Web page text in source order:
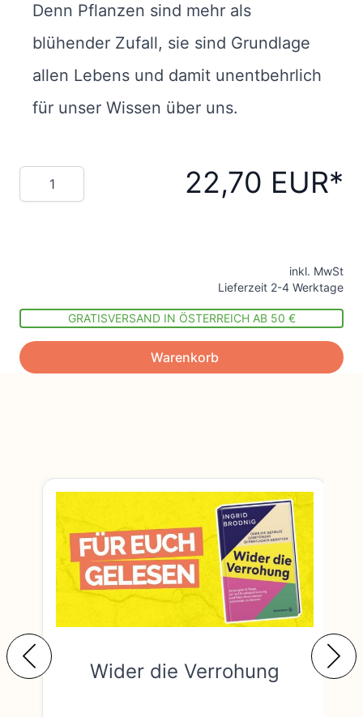
Denn Pflanzen sind mehr als
blühender Zufall, sie sind Grundlage
allen Lebens und damit unentbehrlich
für unser Wissen über uns.
Menge 22,70 EUR
inkl. MwSt
Lieferzeit 2-4 Werktage
GRATISVERSAND IN ÖSTERREICH AB 50 €
Warenkorb
Wider die Verrohung